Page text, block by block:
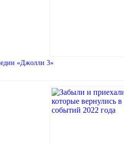
«Джолли 3»